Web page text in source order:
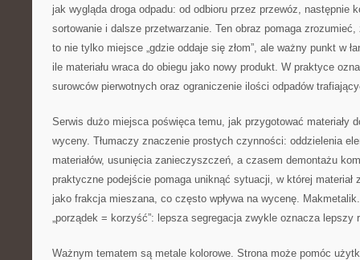
jak wygląda droga odpadu: od odbioru przez przewóz, następnie
sortowanie i dalsze przetwarzanie. Ten obraz pomaga
to nie tylko miejsce „gdzie oddaje się złom”, ale ważny punkt w
ile materiału wraca do obiegu jako nowy produkt. W praktyce
surowców pierwotnych oraz ograniczenie ilości odpadów
Serwis dużo miejsca poświęca temu, jak przygotować materiały
wyceny. Tłumaczy znaczenie prostych czynności: oddzielenia
materiałów, usunięcia zanieczyszczeń, a czasem demontażu
praktyczne podejście pomaga uniknąć sytuacji, w której materiał
jako frakcja mieszana, co często wpływa na wycenę.
„porządek = korzyść”: lepsza segregacja zwykle oznacza lepszy
Ważnym tematem są metale kolorowe. Strona może pomóc